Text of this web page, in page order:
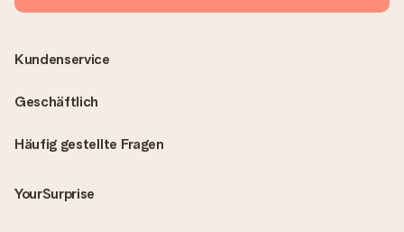
Häufig gestellte Fragen
YourSurprise
Kundenservice
Geschäftlich